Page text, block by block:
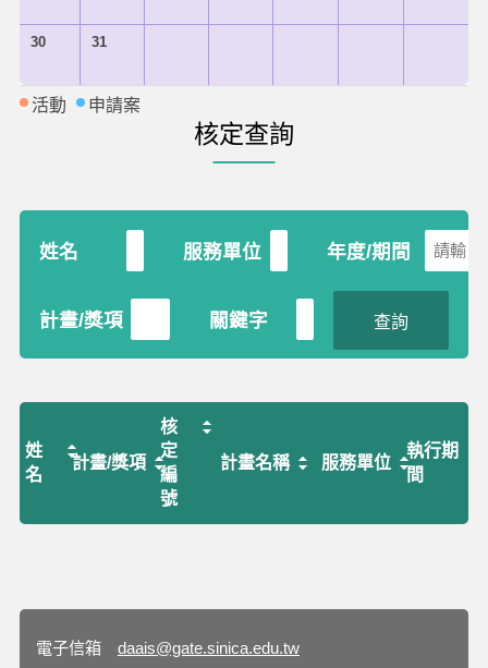
30 31
活動 申請案
核定查詢
姓名 服務單位 年度/期間
計畫/獎項 關鍵字 查詢
姓
名
計畫/獎項
核
定
編
號
計畫名稱 服務單位
執行期
間
電子信箱 daais@gate.sinica.edu.tw